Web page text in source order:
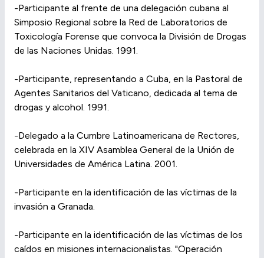
-Participante al frente de una delegación cubana al
Simposio Regional sobre la Red de Laboratorios de
Toxicología Forense que convoca la División de Drogas
de las Naciones Unidas. 1991.
-Participante, representando a Cuba, en la Pastoral de
Agentes Sanitarios del Vaticano, dedicada al tema de
drogas y alcohol. 1991.
-Delegado a la Cumbre Latinoamericana de Rectores,
celebrada en la XIV Asamblea General de la Unión de
Universidades de América Latina. 2001.
-Participante en la identificación de las víctimas de la
invasión a Granada.
-Participante en la identificación de las víctimas de los
caídos en misiones internacionalistas. "Operación